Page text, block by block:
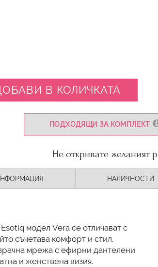
В КОЛИЧКАТА
ПОДХОДЯЩИ ЗА КОМПЛЕКТ
Не откривате желаният
НАЛИЧНОСТИ
модел Vera се отличават с
съчетава комфорт и стил.
мрежа с ефирни дантелени
и женствена визия.